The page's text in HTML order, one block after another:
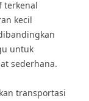
terkenal
kecil
untuk
sederhana.
transportasi